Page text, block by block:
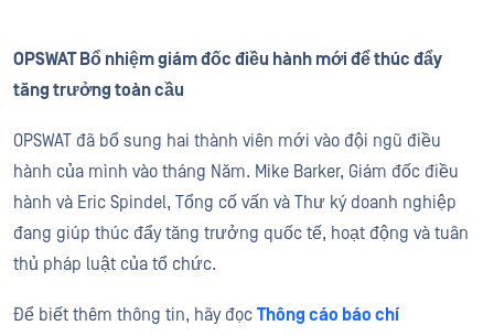
OPSWAT Bổ nhiệm giám đốc điều hành mới để thúc đẩy
tăng trưởng toàn cầu
OPSWAT đã bổ sung hai thành viên mới vào đội ngũ điều
hành của mình vào tháng Năm. Mike Barker, Giám đốc điều
hành và Eric Spindel, Tổng cố vấn và Thư ký doanh nghiệp
đang giúp thúc đẩy tăng trưởng quốc tế, hoạt động và tuân
thủ pháp luật của tổ chức.
Để biết thêm thông tin, hãy đọc Thông cáo báo chí